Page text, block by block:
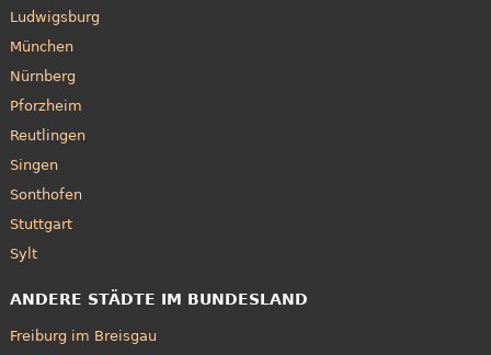
Ludwigsburg
München
Nürnberg
Pforzheim
Reutlingen
Singen
Sonthofen
Stuttgart
Sylt
ANDERE STÄDTE IM BUNDESLAND
Freiburg im Breisgau